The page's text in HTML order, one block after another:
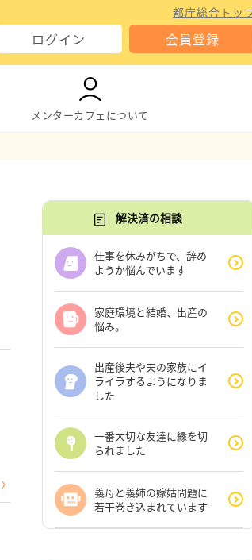
都庁総合トッ
ログイン 会員登録
メンターカフェについて
解決済の相談
仕事を休みがちで、辞め
ようか悩んでいます
家庭環境と結婚、出産の
悩み。
出産後夫や夫の家族にイ
ライラするようになりま
した
一番大切な友達に縁を切
られました
義母と義姉の嫁姑問題に
若干巻き込まれています